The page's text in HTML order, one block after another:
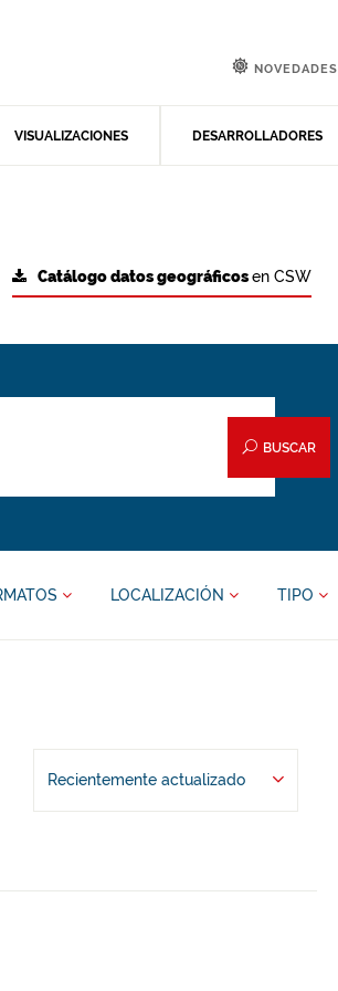
VISUALIZACIONES DESARROLLADORES
NOVEDADES
Catálogo datos geográficosen CSW
BUSCAR
LOCALIZACIÓN TIPO
Recientemente actualizado